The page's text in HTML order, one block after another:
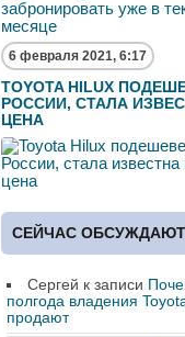
6 февраля 2021, 6:17
TOYOTA HILUX
РОССИИ, СТАЛА
ЦЕНА
СЕЙЧАС ОБСУЖДАЮТ
Сергей к записи
полгода владения
продают